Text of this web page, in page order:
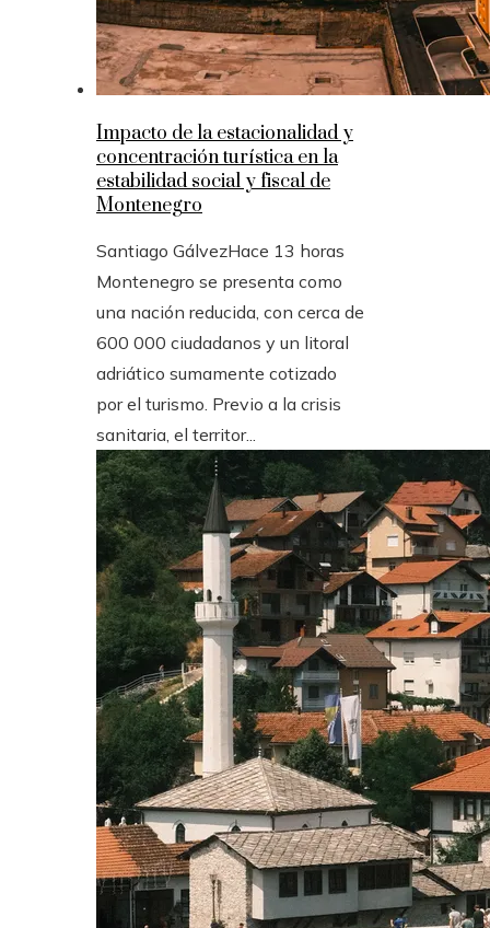
Impacto de la estacionalidad y
concentración turística en la
estabilidad social y fiscal de
Montenegro
Santiago GálvezHace 13 horas
Montenegro se presenta como
una nación reducida, con cerca de
600 000 ciudadanos y un litoral
adriático sumamente cotizado
por el turismo. Previo a la crisis
sanitaria, el territor...